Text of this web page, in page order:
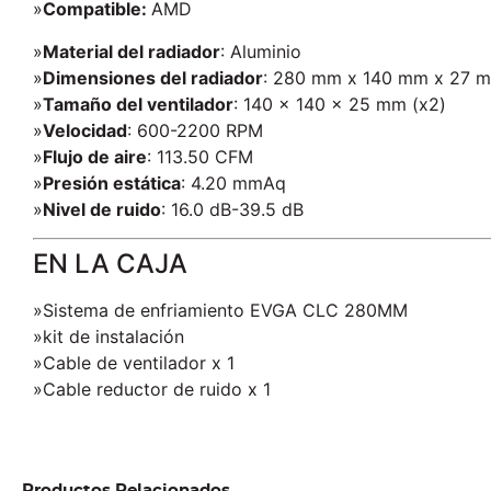
»Compatible: AMD
»Material del radiador: Aluminio
»Dimensiones del radiador: 280 mm x 140 mm x 27
»Tamaño del ventilador: 140 x 140 x 25 mm (x2)
»Velocidad: 600-2200 RPM
»Flujo de aire: 113.50 CFM
»Presión estática: 4.20 mmAq
»Nivel de ruido: 16.0 dB-39.5 dB
EN LA CAJA
»Sistema de enfriamiento EVGA CLC 280MM
»kit de instalación
»Cable de ventilador x 1
»Cable reductor de ruido x 1